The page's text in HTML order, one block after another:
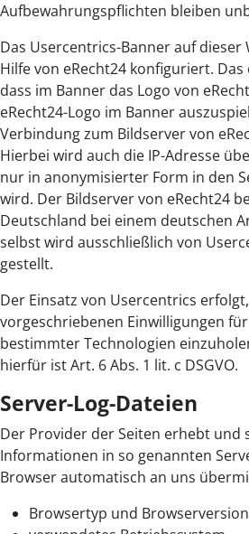
Aufbewahrungspflichten bleiben
Das Usercentrics-Banner auf
Hilfe von eRecht24 konfiguriert.
dass im Banner das Logo von
eRecht24-Logo im Banner
Verbindung zum Bildserver von
Hierbei wird auch die IP-Adresse
nur in anonymisierter Form in den
wird. Der Bildserver von eRecht24
Deutschland bei einem deutschen
selbst wird ausschließlich von
gestellt.
Der Einsatz von Usercentrics
vorgeschriebenen Einwilligungen
bestimmter Technologien
hierfür ist Art. 6 Abs. 1 lit. c DSGVO.
Server-Log-Dateien
Der Provider der Seiten erhebt und
Informationen in so genannten
Browser automatisch an uns
Browsertyp und Browserversion